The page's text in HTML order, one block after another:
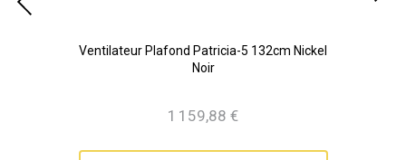
Ventilateur Plafond Patricia-5 132cm Nickel
Noir
Prix
1 159,88 €